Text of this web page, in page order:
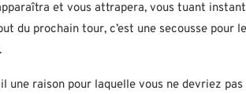
et vous attrapera, vous tuant
du prochain tour, c’est une secousse
une raison pour laquelle vous ne devriez